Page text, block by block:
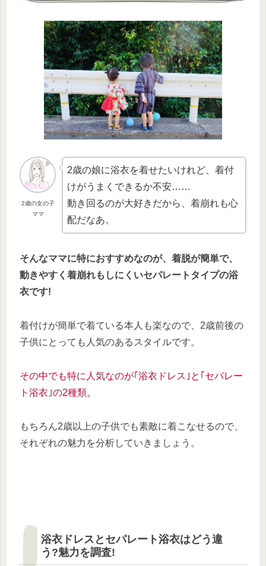
2歳の女の子
ママ
2歳の娘に浴衣を着せたいけれど、着付
けがうまくできるか不安……
動き回るのが大好きだから、着崩れも心
配だなあ。
そんなママに特におすすめなのが、着脱が簡単で、
動きやすく着崩れもしにくいセパレートタイプの浴
衣です!
着付けが簡単で着ている本人も楽なので、2歳前後の
子供にとっても人気のあるスタイルです。
その中でも特に人気なのが｢浴衣ドレス｣と｢セパレー
ト浴衣｣の2種類。
もちろん2歳以上の子供でも素敵に着こなせるので、
それぞれの魅力を分析していきましょう。
浴衣ドレスとセパレート浴衣はどう違
う?魅力を調査!